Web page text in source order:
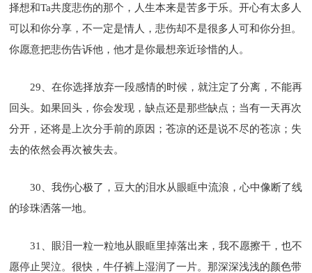
择想和Ta共度悲伤的那个，人生本来是苦多于乐。开心有太多人
可以和你分享，不一定是情人，悲伤却不是很多人可和你分担。
你愿意把悲伤告诉他，他才是你最想亲近珍惜的人。
29、在你选择放弃一段感情的时候，就注定了分离，不能再
回头。如果回头，你会发现，缺点还是那些缺点；当有一天再次
分开，还将是上次分手前的原因；苍凉的还是说不尽的苍凉；失
去的依然会再次被失去。
30、我伤心极了，豆大的泪水从眼眶中流浪，心中像断了线
的珍珠洒落一地。
31、眼泪一粒一粒地从眼眶里掉落出来，我不愿擦干，也不
愿停止哭泣。很快，牛仔裤上湿润了一片。那深深浅浅的颜色带